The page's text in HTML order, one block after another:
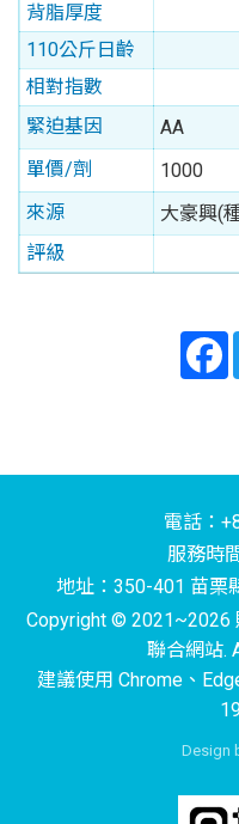
背脂厚度
110公斤日齡
相對指數
緊迫基因
AA
單價/劑
1000
來源
大豪興(
評級
電話：
服務時
地址：350-401 苗栗
Copyright © 2021~2026
聯合網站.
建議使用 Chrome、
Design